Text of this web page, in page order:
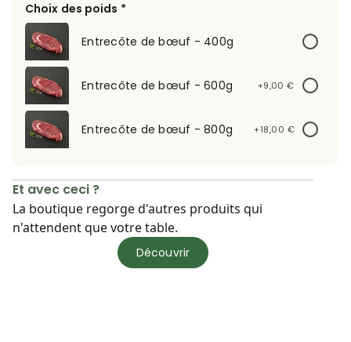
Choix des poids *
Entrecôte de bœuf - 400g
Entrecôte de bœuf - 600g +9,00 €
Entrecôte de bœuf - 800g +18,00 €
Et avec ceci ?
La boutique regorge d'autres produits qui
n'attendent que votre table.
Découvrir